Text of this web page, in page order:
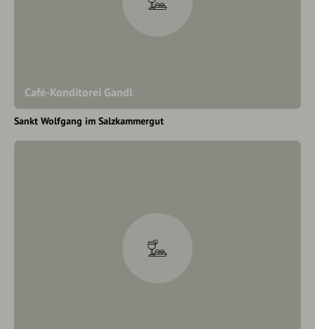
Café-Konditorei Gandl
Sankt Wolfgang im Salzkammergut